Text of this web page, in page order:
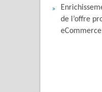
de l’offre